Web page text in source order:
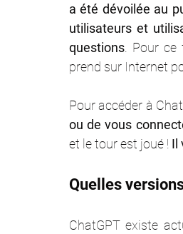
a été dévoilée au
utilisateurs et
questions . Pour
prend sur Internet
Pour accéder à
ou de vous
et le tour est joué ! Il
Quelles
ChatGPT existe